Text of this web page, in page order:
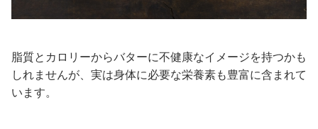
脂質とカロリーからバターに不健康なイメージを持つかも
しれませんが、実は身体に必要な栄養素も豊富に含まれて
います。